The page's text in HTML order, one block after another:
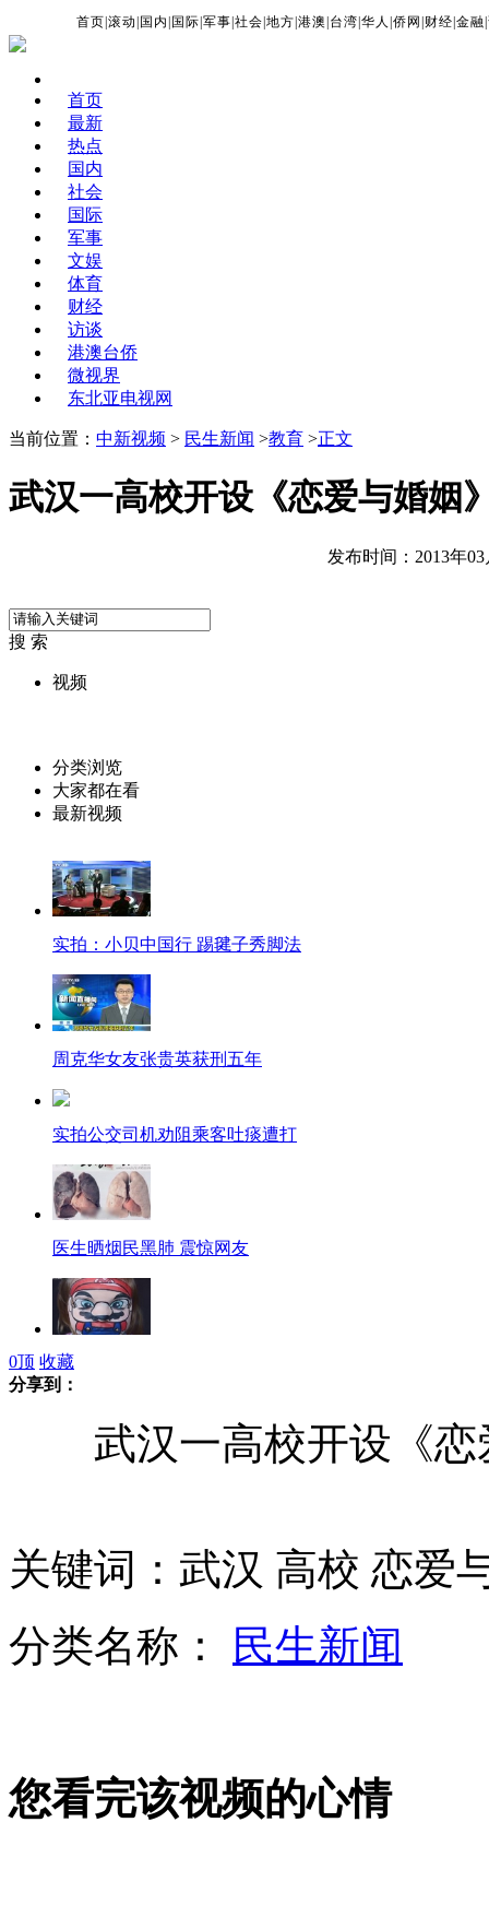
首页 |滚动 国内 国际 |军事 |社会 |地方 |港澳 台湾 |华人 |侨网 财经 |金融 |
首页
最新
热点
国内
社会
国际
军事
文娱
体育
财经
访谈
港澳台侨
微视界
东北亚电视网
当前位置： 中新视频 > 民生新闻 >教育 >正文
武汉一高校开设《恋爱与婚姻
发布时间：2013年03
搜 索
视频
分类浏览
大家都在看
最新视频
实拍：小贝中国行 踢毽子秀脚法
周克华女友张贵英获刑五年
实拍公交司机劝阻乘客吐痰遭打
医生晒烟民黑肺 震惊网友
新西兰母亲用女儿脸蛋作画栩栩如生
男子3美元淘碗 拍出220万美元
记者调查兰州动物园虐待大熊猫事件
摄影师追拍母猎豹 被小猎豹“偷袭”
山西运城恶犬咬伤多人 警民合力深夜将其击毙
0顶 收藏
分享到：
武汉一高校开设《恋
关键词：武汉 高校 恋爱
分类名称：
民生新闻
您看完该视频的心情